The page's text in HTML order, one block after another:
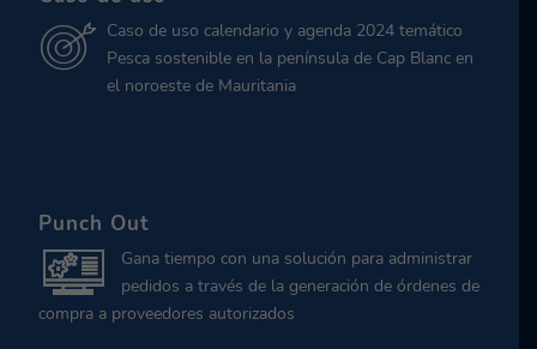
Caso de uso calendario y agenda 2024 temático
Pesca sostenible en la península de Cap Blanc en
el noroeste de Mauritania
Punch Out
Gana tiempo con una solución para administrar
pedidos a través de la generación de órdenes de
compra a proveedores autorizados